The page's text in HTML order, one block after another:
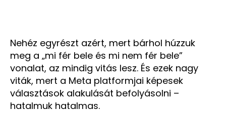
Nehéz egyrészt azért, mert bárhol húzzuk
meg a „mi fér bele és mi nem fér bele”
vonalat, az mindig vitás lesz. És ezek nagy
viták, mert a Meta platformjai képesek
választások alakulását befolyásolni –
hatalmuk hatalmas.